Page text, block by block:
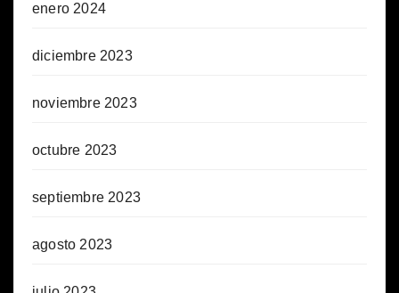
enero 2024
diciembre 2023
noviembre 2023
octubre 2023
septiembre 2023
agosto 2023